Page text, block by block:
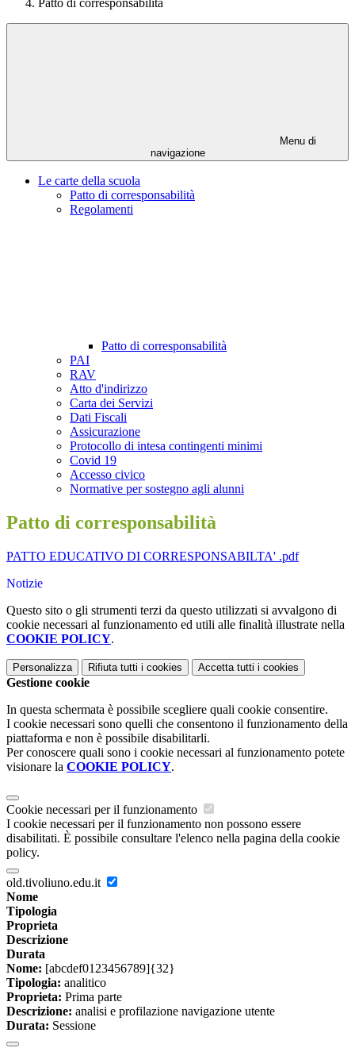
Patto di corresponsabilità
Menu di
navigazione
Le carte della scuola
Patto di corresponsabilità
Regolamenti
Patto di corresponsabilità
PAI
RAV
Atto d'indirizzo
Carta dei Servizi
Dati Fiscali
Assicurazione
Protocollo di intesa contingenti minimi
Covid 19
Accesso civico
Normative per sostegno agli alunni
Patto di corresponsabilità
PATTO EDUCATIVO DI CORRESPONSABILTA' .pdf
Notizie
Questo sito o gli strumenti terzi da questo utilizzati si avvalgono di
cookie necessari al funzionamento ed utili alle finalità illustrate nella
COOKIE POLICY.
Personalizza Rifiuta tutti i cookies Accetta tutti i cookies
Gestione cookie
In questa schermata è possibile scegliere quali cookie consentire.
I cookie necessari sono quelli che consentono il funzionamento della
piattaforma e non è possibile disabilitarli.
Per conoscere quali sono i cookie necessari al funzionamento potete
visionare la COOKIE POLICY.
Cookie necessari per il funzionamento
I cookie necessari per il funzionamento non possono essere
disabilitati. È possibile consultare l'elenco nella pagina della cookie
policy.
old.tivoliuno.edu.it
Nome
Tipologia
Proprieta
Descrizione
Durata
Nome: [abcdef0123456789]{32}
Tipologia: analitico
Proprieta: Prima parte
Descrizione: analisi e profilazione navigazione utente
Durata: Sessione